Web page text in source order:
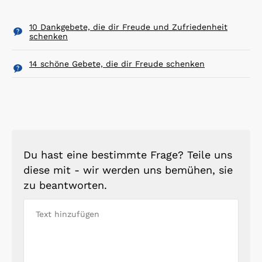
10 Dankgebete, die dir Freude und Zufriedenheit
schenken
14 schöne Gebete, die dir Freude schenken
Du hast eine bestimmte Frage? Teile uns
diese mit - wir werden uns bemühen, sie
zu beantworten.